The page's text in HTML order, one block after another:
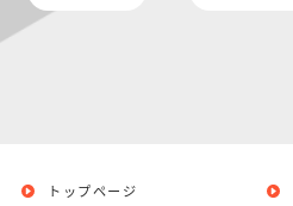
トップページ